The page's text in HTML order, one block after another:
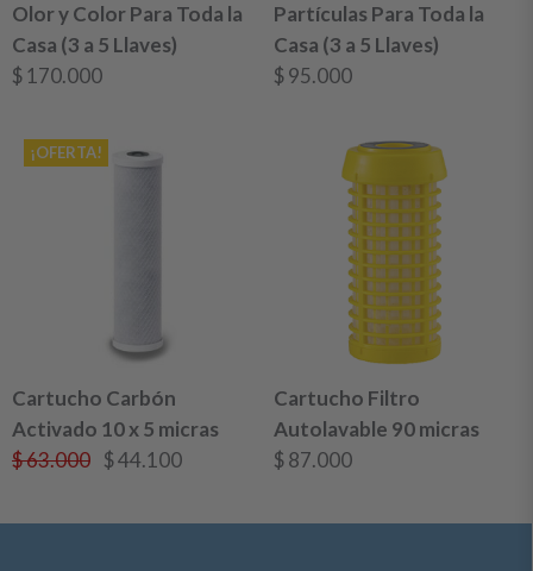
Olor y Color Para Toda la
Casa (3 a 5 Llaves)
$170.000
Partículas Para Toda la
Casa (3 a 5 Llaves)
$95.000
¡OFERTA!
Cartucho Carbón
Activado 10 x 5 micras
$63.000 El
original
$44.100El
actual
Cartucho Filtro
Autolavable 90 micras
$87.000